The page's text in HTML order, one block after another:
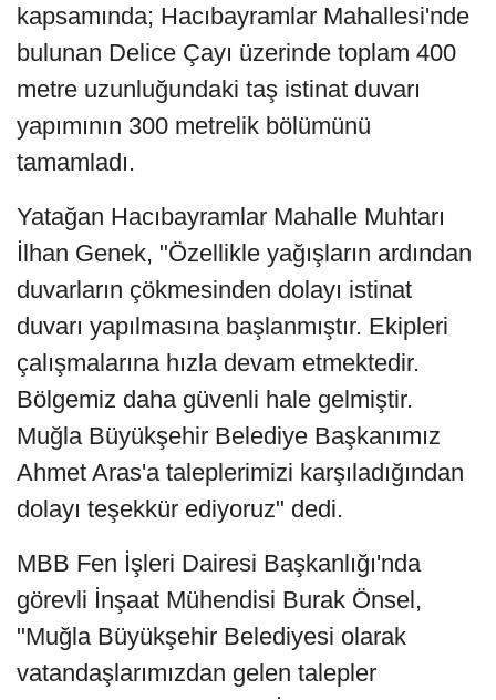
kapsamında; Hacıbayramlar Mahallesi'nde
bulunan Delice Çayı üzerinde toplam 400
metre uzunluğundaki taş istinat duvarı
yapımının 300 metrelik bölümünü
tamamladı.
Yatağan Hacıbayramlar Mahalle Muhtarı
İlhan Genek, "Özellikle yağışların ardından
duvarların çökmesinden dolayı istinat
duvarı yapılmasına başlanmıştır. Ekipleri
çalışmalarına hızla devam etmektedir.
Bölgemiz daha güvenli hale gelmiştir.
Muğla Büyükşehir Belediye Başkanımız
Ahmet Aras'a taleplerimizi karşıladığından
dolayı teşekkür ediyoruz" dedi.
MBB Fen İşleri Dairesi Başkanlığı'nda
görevli İnşaat Mühendisi Burak Önsel,
"Muğla Büyükşehir Belediyesi olarak
vatandaşlarımızdan gelen talepler